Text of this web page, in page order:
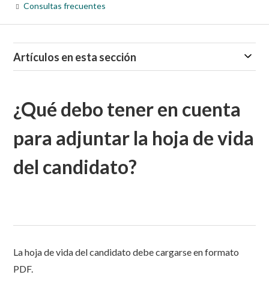
Consultas frecuentes
Artículos en esta sección
¿Qué debo tener en cuenta
para adjuntar la hoja de vida
del candidato?
La hoja de vida del candidato debe cargarse en formato
PDF.